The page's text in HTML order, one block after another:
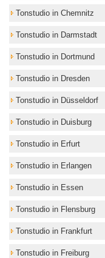
Tonstudio in Chemnitz
Tonstudio in Darmstadt
Tonstudio in Dortmund
Tonstudio in Dresden
Tonstudio in Düsseldorf
Tonstudio in Duisburg
Tonstudio in Erfurt
Tonstudio in Erlangen
Tonstudio in Essen
Tonstudio in Flensburg
Tonstudio in Frankfurt
Tonstudio in Freiburg